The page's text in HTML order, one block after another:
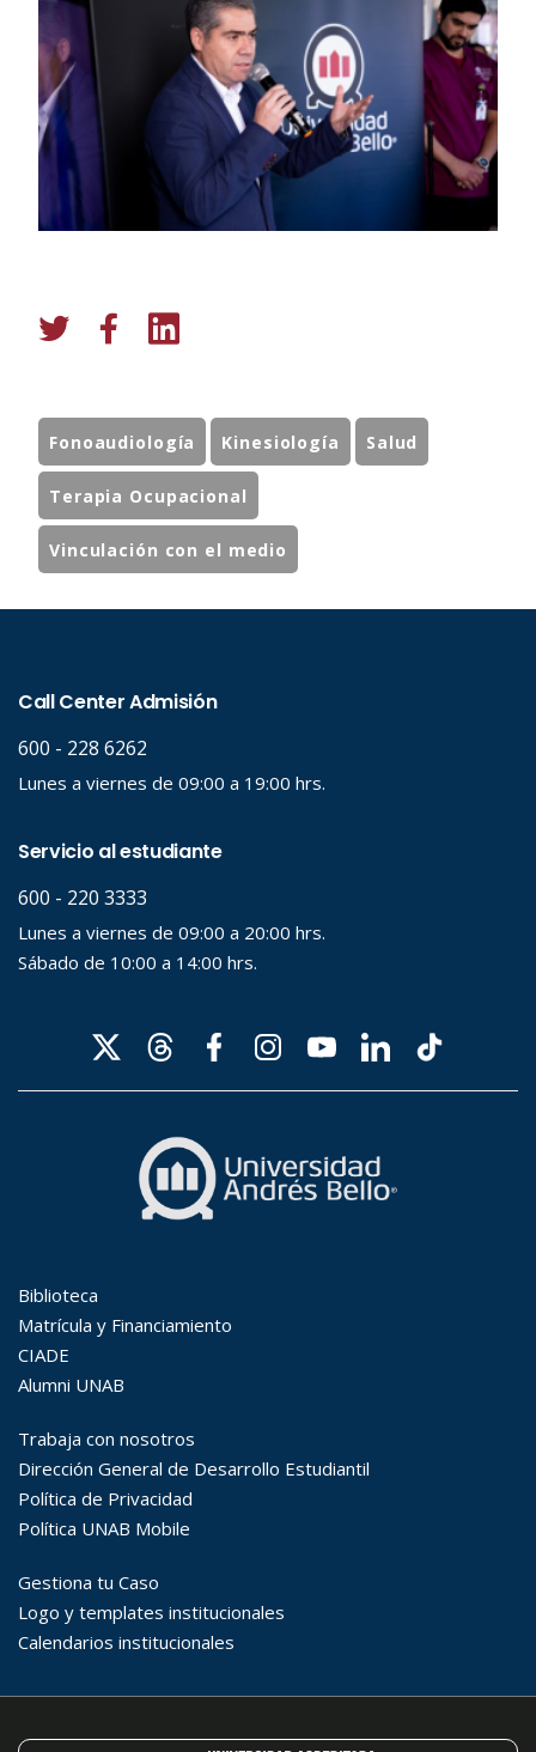
Fonoaudiología Kinesiología Salud
Terapia Ocupacional
Vinculación con el medio